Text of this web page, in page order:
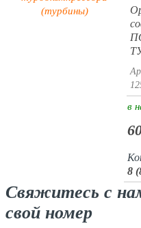
в
8
Свяжитесь с
свой номер